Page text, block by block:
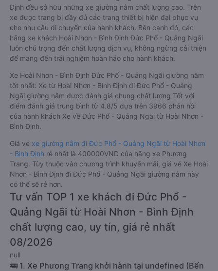
Định đều sở hữu những xe giường nằm chất lượng cao. Trên
xe được trang bị đầy đủ các trang thiết bị hiện đại phục vụ
cho nhu cầu di chuyển của hành khách. Bên cạnh đó, các
hãng xe khách Hoài Nhơn - Bình Định Đức Phổ - Quảng Ngãi
luôn chú trọng đến chất lượng dịch vụ, không ngừng cải thiện
để mang đến trải nghiệm hoàn hảo cho hành khách.
Xe Hoài Nhơn - Bình Định Đức Phổ - Quảng Ngãi giường nằm
tốt nhất: Xe từ Hoài Nhơn - Bình Định đi Đức Phổ - Quảng
Ngãi giường nằm được đánh giá chung chất lượng Tốt với
điểm đánh giá trung bình từ 4.8/5 dựa trên 3966 phản hồi
của hành khách Xe về Đức Phổ - Quảng Ngãi từ Hoài Nhơn -
Bình Định.
Giá vé xe giường nằm đi Đức Phổ - Quảng Ngãi từ Hoài Nhơn
- Bình Định rẻ nhất là 400000VND của hãng xe Phương
Trang. Tùy thuộc vào chương trình khuyến mãi, giá vé Xe Hoài
Nhơn - Bình Định đi Đức Phổ - Quảng Ngãi giường nằm này
có thể sẽ rẻ hơn.
Tư vấn TOP 1 xe khách đi Đức Phổ -
Quảng Ngãi từ Hoài Nhơn - Bình Định
chất lượng cao, uy tín, giá rẻ nhất
08/2026
null
🚌 1. Xe Phương Trang khởi hành tại undefined (Bến